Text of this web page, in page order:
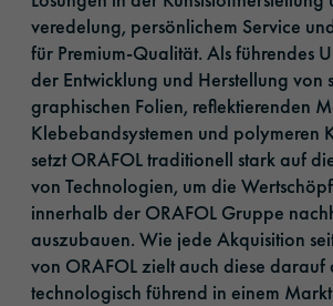
veredelung, persönlichem Service
für Premium-Qualität. Als führendes
der Entwicklung und Herstellung von
graphischen Folien, reflektierenden
Klebebandsystemen und polymeren
setzt ORAFOL traditionell stark auf
von Technologien, um die
innerhalb der ORAFOL Gruppe
auszubauen. Wie jede Akquisition
von ORAFOL zielt auch diese darauf
technologisch führend in einem